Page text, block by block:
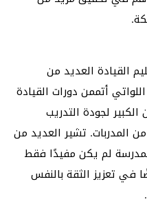
القيادة العديد من
أتممن دورات القيادة
لجودة التدريب
المدربات. تشير العديد من
لم يكن مفيدًا فقط
في تعزيز الثقة بالنفس